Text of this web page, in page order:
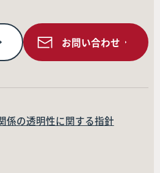
お問い合わせ
係の透明性に関する指針